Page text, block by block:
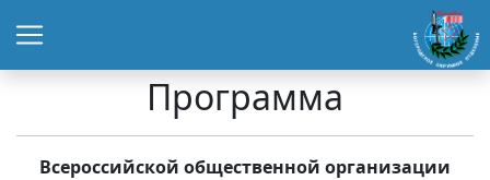
Программа
Всероссийской общественной организации